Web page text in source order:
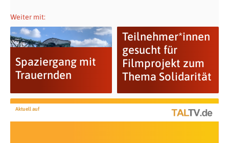
Weiter mit:
Spaziergang mit
Trauernden
Teilnehmer*innen
gesucht für
Filmprojekt zum
Thema Solidarität
Aktuell auf